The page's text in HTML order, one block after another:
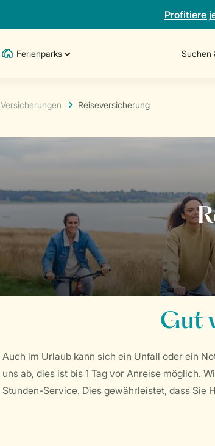
Profitiere
Ferienparks Suchen
Versicherungen Reiseversicherung
Gut
Auch im Urlaub kann sich ein Unfall oder ein
uns ab, dies ist bis 1 Tag vor Anreise möglich.
Stunden-Service. Dies gewährleistet, dass Sie